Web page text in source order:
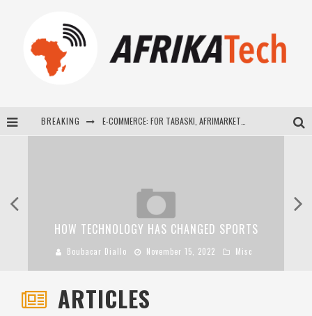
BREAKING
How Technology Has Changed Sports
HOW TECHNOLOGY HAS CHANGED SPORTS
Boubacar Diallo November 15, 2022 Misc
ARTICLES